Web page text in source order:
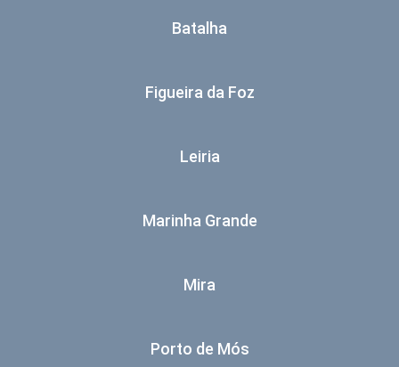
Batalha
Figueira da Foz
Leiria
Marinha Grande
Mira
Porto de Mós